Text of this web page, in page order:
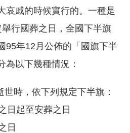
哀戚的時候實行的。一種是
行國葬之日，全國下半旗
95年12月公佈的「國旗下半
為以下幾種情況：
時，依下列規定下半旗：
日起至安葬之日
日